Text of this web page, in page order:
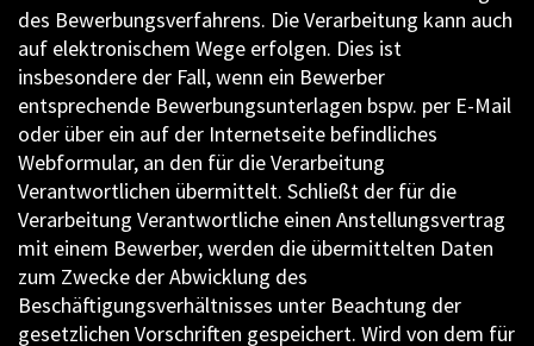
des Bewerbungsverfahrens. Die Verarbeitung kann auch
auf elektronischem Wege erfolgen. Dies ist
insbesondere der Fall, wenn ein Bewerber
entsprechende Bewerbungsunterlagen bspw. per E-Mail
oder über ein auf der Internetseite befindliches
Webformular, an den für die Verarbeitung
Verantwortlichen übermittelt. Schließt der für die
Verarbeitung Verantwortliche einen Anstellungsvertrag
mit einem Bewerber, werden die übermittelten Daten
zum Zwecke der Abwicklung des
Beschäftigungsverhältnisses unter Beachtung der
gesetzlichen Vorschriften gespeichert. Wird von dem für